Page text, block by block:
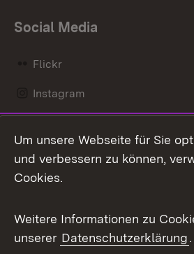
Social Media
Flickr
Instagram
Mastodon
Messenger
Social Wall
X / Twitter
Um unsere Webseite für Sie
und verbessern zu können,
Cookies.
Weitere Informationen zu
unserer Datenschutzerklärung.